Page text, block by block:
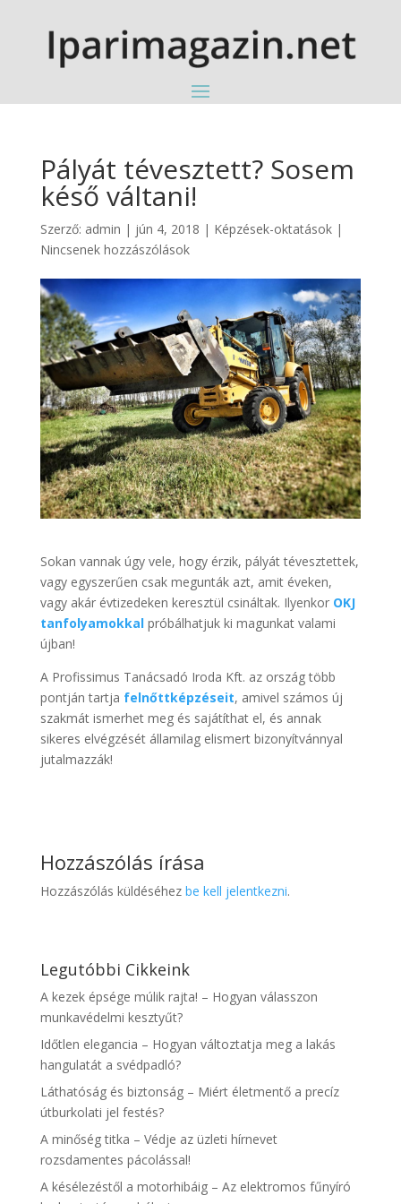
Pályát tévesztett? Sosem
késő váltani!
Szerző: admin | jún 4, 2018 | Képzések-oktatások|
Nincsenek hozzászólások
Sokan vannak úgy vele, hogy érzik, pályát tévesztettek,
vagy egyszerűen csak megunták azt, amit éveken,
vagy akár évtizedeken keresztül csináltak. Ilyenkor OKJ
tanfolyamokkal próbálhatjuk ki magunkat valami
újban!
A Profissimus Tanácsadó Iroda Kft. az ország több
pontján tartja felnőttképzéseit, amivel számos új
szakmát ismerhet meg és sajátíthat el, és annak
sikeres elvégzését államilag elismert bizonyítvánnyal
jutalmazzák!
Hozzászólás írása
Hozzászólás küldéséhez be kell jelentkezni.
Legutóbbi Cikkeink
A kezek épsége múlik rajta! – Hogyan válasszon
munkavédelmi kesztyűt?
Időtlen elegancia – Hogyan változtatja meg a lakás
hangulatát a svédpadló?
Láthatóság és biztonság – Miért életmentő a precíz
útburkolati jel festés?
A minőség titka – Védje az üzleti hírnevet
rozsdamentes pácolással!
A késélezéstől a motorhibáig – Az elektromos fűnyíró